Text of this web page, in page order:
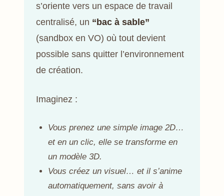
s’oriente vers un espace de travail
centralisé, un “bac à sable”
(sandbox en VO) où tout devient
possible sans quitter l’environnement
de création.
Imaginez :
Vous prenez une simple image 2D…
et en un clic, elle se transforme en
un modèle 3D.
Vous créez un visuel… et il s’anime
automatiquement, sans avoir à